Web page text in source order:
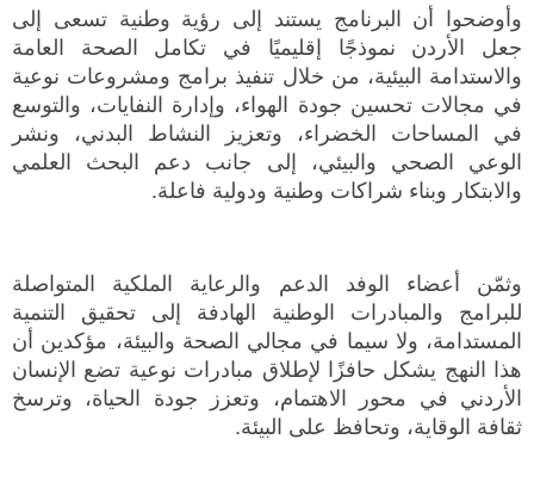
وأوضحوا أن البرنامج يستند إلى رؤية وطنية تسعى إلى
جعل الأردن نموذجًا إقليميًا في تكامل الصحة العامة
والاستدامة البيئية، من خلال تنفيذ برامج ومشروعات نوعية
في مجالات تحسين جودة الهواء، وإدارة النفايات، والتوسع
في المساحات الخضراء، وتعزيز النشاط البدني، ونشر
الوعي الصحي والبيئي، إلى جانب دعم البحث العلمي
والابتكار وبناء شراكات وطنية ودولية فاعلة.
وثمّن أعضاء الوفد الدعم والرعاية الملكية المتواصلة
للبرامج والمبادرات الوطنية الهادفة إلى تحقيق التنمية
المستدامة، ولا سيما في مجالي الصحة والبيئة، مؤكدين أن
هذا النهج يشكل حافزًا لإطلاق مبادرات نوعية تضع الإنسان
الأردني في محور الاهتمام، وتعزز جودة الحياة، وترسخ
ثقافة الوقاية، وتحافظ على البيئة.